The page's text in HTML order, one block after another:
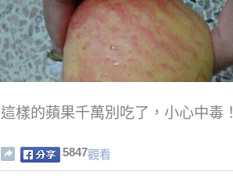
這樣的蘋果千萬別吃了，小心中毒！
5847觀看